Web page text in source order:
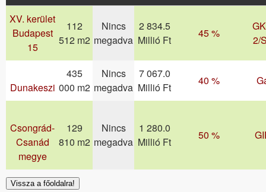
XV. kerület
Budapest
15
112
512 m2
Nincs
megadva
2 834.5
Millió Ft
45 %
2/
Dunakeszi
435
000 m2
Nincs
megadva
7 067.0
Millió Ft
40 %
Csongrád-
Csanád
megye
129
810 m2
Nincs
megadva
1 280.0
Millió Ft
50 %
Vissza a főoldalra!